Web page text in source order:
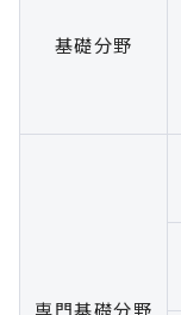
基礎分野
専門基礎分野